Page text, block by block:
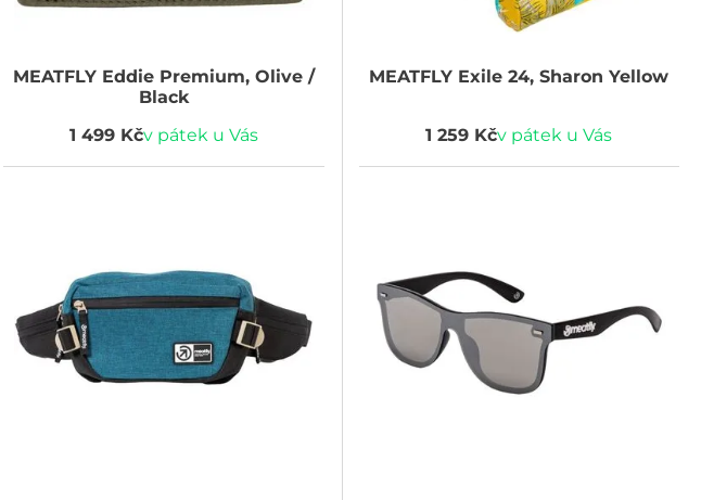
MEATFLYEddie Premium, Olive /
Black
1 499 Kčv pátek u Vás
MEATFLY Exile 24, Sharon Yellow
1 259 Kčv pátek u Vás